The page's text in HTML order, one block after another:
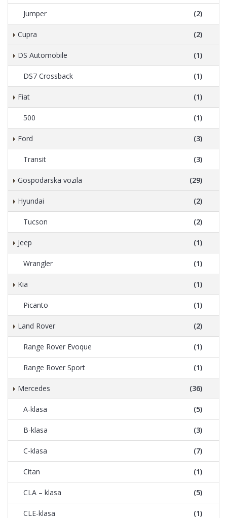
Jumper (2)
Cupra (2)
DS Automobile (1)
DS7 Crossback (1)
Fiat (1)
500 (1)
Ford (3)
Transit (3)
Gospodarska vozila (29)
Hyundai (2)
Tucson (2)
Jeep (1)
Wrangler (1)
Kia (1)
Picanto (1)
Land Rover (2)
Range Rover Evoque (1)
Range Rover Sport (1)
Mercedes (36)
A-klasa (5)
B-klasa (3)
C-klasa (7)
Citan (1)
CLA – klasa (5)
CLE-klasa (1)